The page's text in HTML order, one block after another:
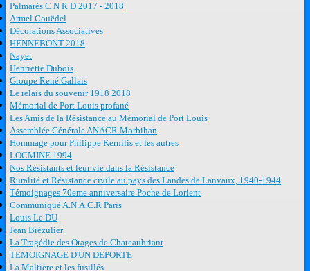
Palmarès C N R D 2017 - 2018
Armel Couëdel
Décorations Associatives
HENNEBONT 2018
Nayet
Henriette Dubois
Groupe René Gallais
Le relais du souvenir 1918 2018
Mémorial de Port Louis profané
Les Amis de la Résistance au Mémorial de Port Louis
Assemblée Générale ANACR Morbihan
Hommage pour Philippe Kernilis et les autres
LOCMINE 1994
Nos Résistants et leur vie dans la Résistance
Ruralité et Résistance civile au pays des Landes de Lanvaux, 1940-1944
Témoignages 70eme anniversaire Poche de Lorient
Communiqué A.N.A.C.R Paris
Louis Le DU
Jean Brézulier
La Tragédie des Otages de Chateaubriant
TEMOIGNAGE D'UN DEPORTE
La Maltière et les fusillés